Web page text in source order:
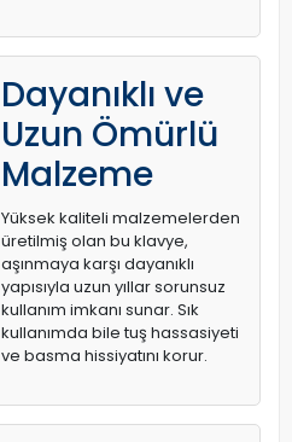
Dayanıklı ve
Uzun Ömürlü
Malzeme
Yüksek kaliteli malzemelerden
üretilmiş olan bu klavye,
aşınmaya karşı dayanıklı
yapısıyla uzun yıllar sorunsuz
kullanım imkanı sunar. Sık
kullanımda bile tuş hassasiyeti
ve basma hissiyatını korur.